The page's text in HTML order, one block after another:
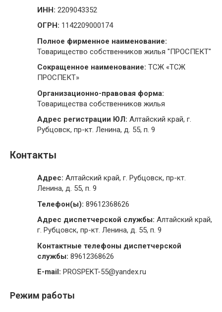
ИНН: 2209043352
ОГРН: 1142209000174
Полное фирменное наименование:
Товарищество собственников жилья "ПРОСПЕКТ"
Сокращенное наименование: ТСЖ «ТСЖ
ПРОСПЕКТ»
Организационно-правовая форма:
Товарищества собственников жилья
Адрес регистрации ЮЛ: Алтайский край, г.
Рубцовск, пр-кт. Ленина, д. 55, п. 9
Контакты
Адрес: Алтайский край, г. Рубцовск, пр-кт.
Ленина, д. 55, п. 9
Телефон(ы): 89612368626
Адрес диспетчерской службы: Алтайский край,
г. Рубцовск, пр-кт. Ленина, д. 55, п. 9
Контактные телефоны диспетчерской
службы: 89612368626
E-mail: PROSPEKT-55@yandex.ru
Режим работы